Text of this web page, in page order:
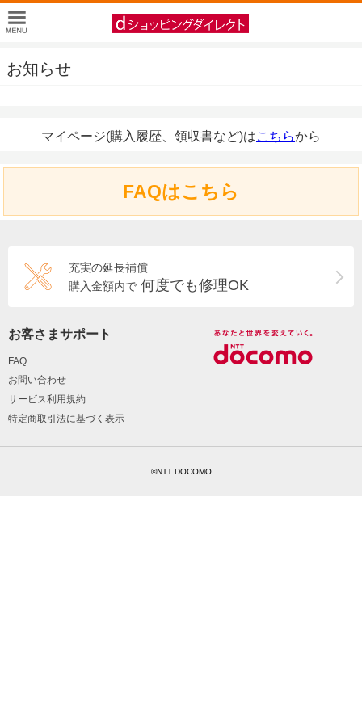
お知らせ
マイページ(購入履歴、領収書など)はこちらから
FAQはこちら
充実の延長補償
購入金額内で 何度でも修理OK
お客さまサポート
FAQ
お問い合わせ
サービス利用規約
特定商取引法に基づく表示
©NTT DOCOMO